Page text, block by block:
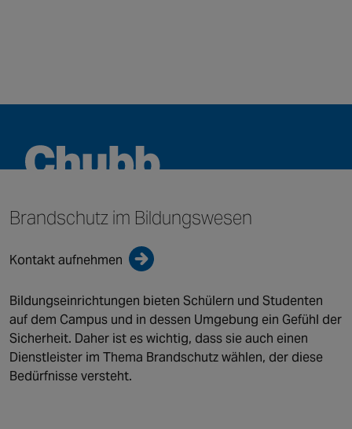
Brandschutz im Bildungswesen
Kontakt aufnehmen
Bildungseinrichtungen bieten Schülern und Studenten
auf dem Campus und in dessen Umgebung ein Gefühl der
Sicherheit. Daher ist es wichtig, dass sie auch einen
Dienstleister im Thema Brandschutz wählen, der diese
Bedürfnisse versteht.
KURZLINKS
Branchenlösungen
Über uns
©2026 Chubb Fire & Security. All Rights Reserved.